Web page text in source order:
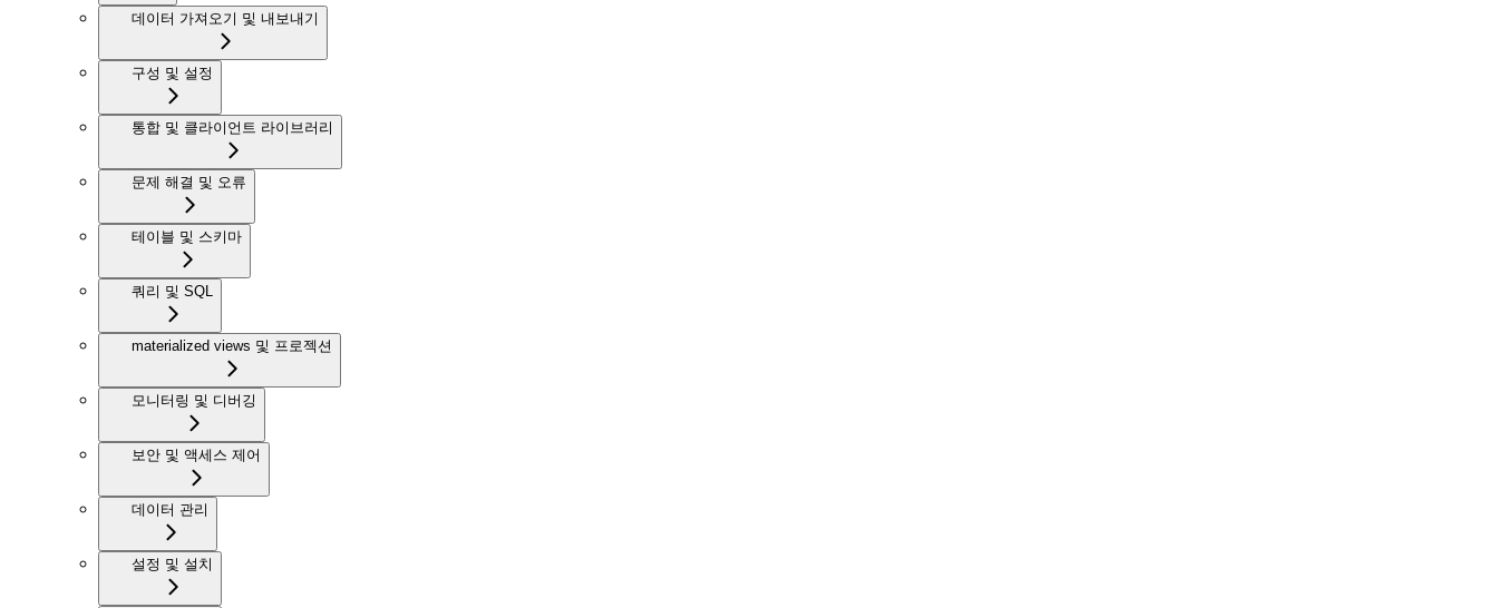
데이터 가져오기 및 내보내기
구성 및 설정
통합 및 클라이언트 라이브러리
문제 해결 및 오류
테이블 및 스키마
쿼리 및 SQL
materialized views 및 프로젝션
모니터링 및 디버깅
보안 및 액세스 제어
데이터 관리
설정 및 설치